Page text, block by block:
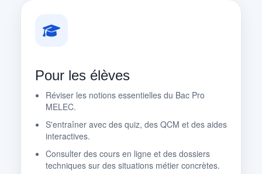
Pour les élèves
Réviser les notions essentielles du Bac Pro
MELEC.
S'entraîner avec des quiz, des QCM et des aides
interactives.
Consulter des cours en ligne et des dossiers
techniques sur des situations métier concrètes.